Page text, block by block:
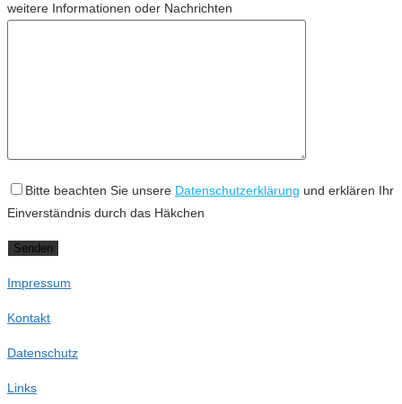
weitere Informationen oder Nachrichten
Bitte beachten Sie unsere Datenschutzerklärung und erklären Ihr
Einverständnis durch das Häkchen
Impressum
Kontakt
Datenschutz
Links